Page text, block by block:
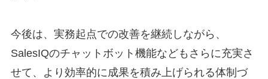
今後は、実務起点での改善を継続しながら、
SalesIQのチャットボット機能などもさらに充実さ
せて、より効率的に成果を積み上げられる体制づ